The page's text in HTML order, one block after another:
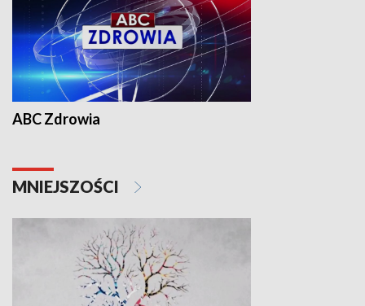
ABC Zdrowia
MNIEJSZOŚCI